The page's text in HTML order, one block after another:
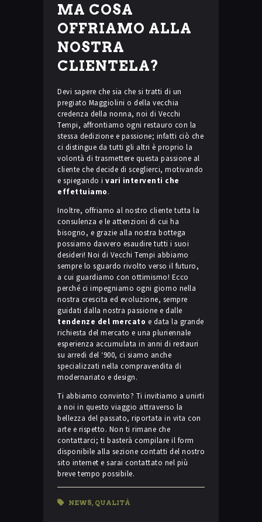
MA COSA
OFFRIAMO ALLA
NOSTRA
CLIENTELA?
Devi sapere che sia che si tratti di un
pregiato Maggiolini o della vecchia
credenza della nonna, noi di Vecchi
Tempi, affrontiamo ogni restauro con la
stessa dedizione e passione; infatti ciò che
ci distingue da tutti gli altri è proprio la
volontà di trasmettere questa passione al
cliente che decide di sceglierci, motivando
e spiegando i vari interventi che
effettuiamo.
Inoltre, offriamo al nostro cliente tutta la
consulenza e le attenzioni di cui ha
bisogno, e grazie alla nostra bottega
possiamo davvero esaudire tutti i suoi
desideri! Noi di Vecchi Tempi abbiamo
sempre lo sguardo rivolto verso il futuro,
a cui guardiamo con ottimismo! Ecco
perché ci impegniamo ogni giorno nella
nostra crescita ed evoluzione, sempre
guidati dalla nostra passione e dalle
tendenze del mercato e data la grande
richiesta del mercato e una pluriennale
esperienza accumulata in anni di restauri
su arredi del ‘900, ci siamo anche
specializzati nella compravendita di
modernariato e design.
Ti abbiamo convinto? Ti invitiamo a unirti
a noi in questo viaggio attraverso la
bellezza del passato, riportata in vita con
arte e rispetto. Non ti rimane che
contattarci; ti basterà compilare il form
disponibile alla sezione contatti del nostro
sito internet e sarai contattato nel più
breve tempo possibile.
NEWS, QUALITÀ